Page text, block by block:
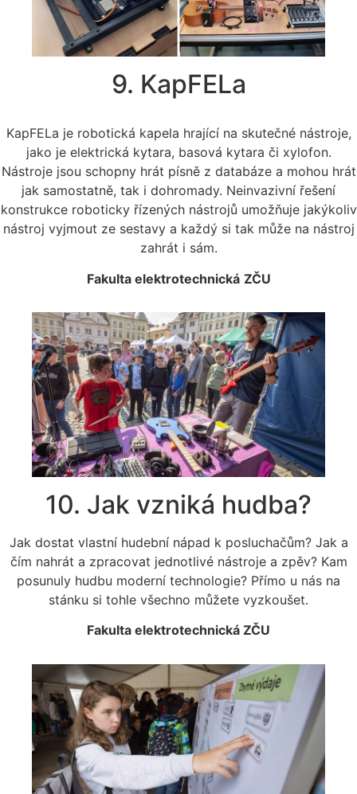
9. KapFELa
KapFELa je robotická kapela hrající na skutečné nástroje,
jako je elektrická kytara, basová kytara či xylofon.
Nástroje jsou schopny hrát písně z databáze a mohou hrát
jak samostatně, tak i dohromady. Neinvazivní řešení
konstrukce roboticky řízených nástrojů umožňuje jakýkoliv
nástroj vyjmout ze sestavy a každý si tak může na nástroj
zahrát i sám.
Fakulta elektrotechnická ZČU
10. Jak vzniká hudba?
Jak dostat vlastní hudební nápad k posluchačům? Jak a
čím nahrát a zpracovat jednotlivé nástroje a zpěv? Kam
posunuly hudbu moderní technologie? Přímo u nás na
stánku si tohle všechno můžete vyzkoušet.
Fakulta elektrotechnická ZČU